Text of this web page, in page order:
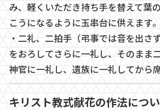
み、軽くいただき持ち手を替えて葉
こうになるように玉串台に供えます。
・二礼、二拍手（弔事では音を出さ
をおろしてさらに一礼し、そのまま
神官に一礼し、遺族に一礼してから
キリスト教式献花の作法につ